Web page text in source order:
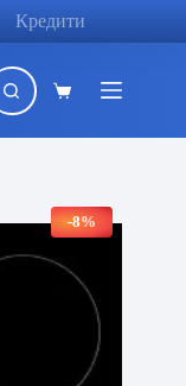
Кредити
Shopping
-8%